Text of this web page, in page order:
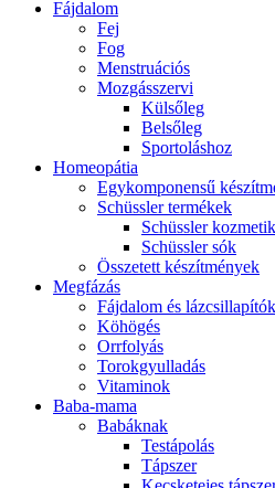
Fájdalom
Fej
Fog
Menstruációs
Mozgásszervi
Külsőleg
Belsőleg
Sportoláshoz
Homeopátia
Egykomponensű
Schüssler termékek
Schüssler
Schüssler sók
Összetett készítmények
Megfázás
Fájdalom és lázcsillapítók
Köhögés
Orrfolyás
Torokgyulladás
Vitaminok
Baba-mama
Babáknak
Testápolás
Tápszer